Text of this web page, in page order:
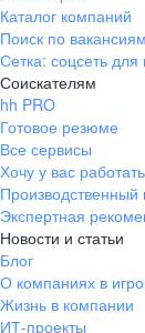
Каталог компаний
Поиск по
Сетка: соцсеть для
Соискателям
hh PRO
Готовое резюме
Все сервисы
Хочу у вас работать
Производственный
Экспертная
Новости и статьи
Блог
О компаниях в
Жизнь в компании
ИТ-проекты